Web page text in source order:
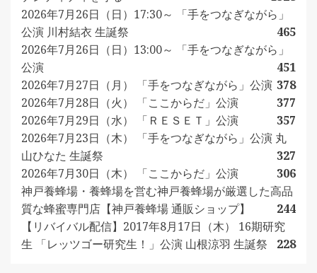
2026年7月26日（日）17:30～ 「手をつなぎながら」
公演 川村結衣 生誕祭
465
2026年7月26日（日）13:00～ 「手をつなぎながら」
公演
451
2026年7月27日（月） 「手をつなぎながら」公演 378
2026年7月28日（火） 「ここからだ」公演
377
2026年7月29日（水） 「ＲＥＳＥＴ」公演
357
2026年7月23日（木） 「手をつなぎながら」公演 丸
山ひなた 生誕祭
327
2026年7月30日（木） 「ここからだ」公演
306
神戸養蜂場・養蜂場を営む神戸養蜂場が厳選した高品
質な蜂蜜専門店【神戸養蜂場 通販ショップ】
244
【リバイバル配信】2017年8月17日（木） 16期研究
生 「レッツゴー研究生！」公演 山根涼羽 生誕祭
228